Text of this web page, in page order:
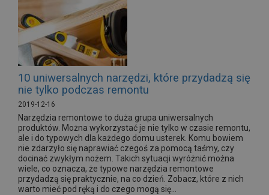
10 uniwersalnych narzędzi, które przydadzą się
nie tylko podczas remontu
2019-12-16
Narzędzia remontowe to duża grupa uniwersalnych
produktów. Można wykorzystać je nie tylko w czasie remontu,
ale i do typowych dla każdego domu usterek. Komu bowiem
nie zdarzyło się naprawiać czegoś za pomocą taśmy, czy
docinać zwykłym nożem. Takich sytuacji wyróżnić można
wiele, co oznacza, że typowe narzędzia remontowe
przydadzą się praktycznie, na co dzień. Zobacz, które z nich
warto mieć pod ręką i do czego mogą się...